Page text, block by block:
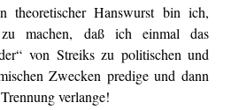
Hanswurst bin ich,
zu machen, daß ich einmal das
von Streiks zu politischen und
Zwecken predige und dann
verlange!